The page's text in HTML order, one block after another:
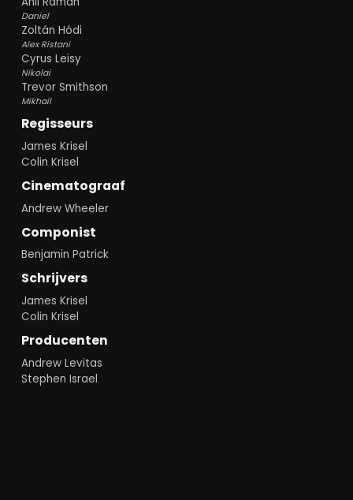
Daniel
Zoltán Hódi
Alex Ristani
Cyrus Leisy
Nikolai
Trevor Smithson
Mikhail
Regisseurs
James Krisel
Colin Krisel
Cinematograaf
Andrew Wheeler
Componist
Benjamin Patrick
Schrijvers
James Krisel
Colin Krisel
Producenten
Andrew Levitas
Stephen Israel